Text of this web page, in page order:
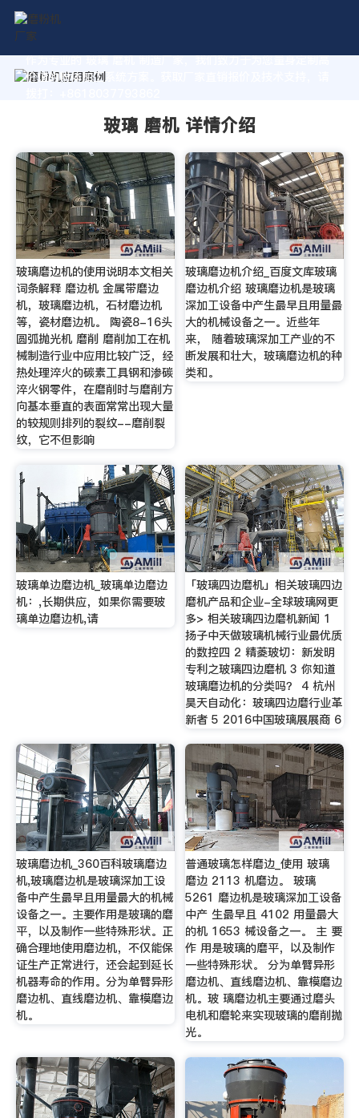
作为专业的 玻璃 磨机 制造厂家，我们致力于为您量身定制高
价值的粉体加工系统方案。获取厂家直销报价及技术支持，请
玻璃 磨机 详情介绍
玻璃磨边机的使用说明本文相关
词条解释 磨边机 金属带磨边
机，玻璃磨边机，石材磨边机
等，瓷材磨边机。 陶瓷8-16头
圆弧抛光机 磨削 磨削加工在机
械制造行业中应用比较广泛，经
热处理淬火的碳素工具钢和渗碳
淬火钢零件，在磨削时与磨削方
向基本垂直的表面常常出现大量
的较规则排列的裂纹--磨削裂
纹，它不但影响
玻璃磨边机介绍_百度文库玻璃
磨边机介绍 玻璃磨边机是玻璃
深加工设备中产生最早且用量最
大的机械设备之一。近些年
来， 随着玻璃深加工产业的不
断发展和壮大，玻璃磨边机的种
类和。
玻璃单边磨边机_玻璃单边磨边
机：,长期供应，如果你需要玻
璃单边磨边机,请
「玻璃四边磨机」相关玻璃四边
磨机产品和企业-全球玻璃网更
多> 相关玻璃四边磨机新闻 1
扬子中天做玻璃机械行业最优质
的数控四 2 精菱玻切：新发明
专利之玻璃四边磨机 3 你知道
玻璃磨边机的分类吗？ 4 杭州
昊天自动化：玻璃四边磨行业革
新者 5 2016中国玻璃展展商 6
玻璃磨边机_360百科玻璃磨边
机,玻璃磨边机是玻璃深加工设
备中产生最早且用量最大的机械
设备之一。主要作用是玻璃的磨
平，以及制作一些特殊形状。正
确合理地使用磨边机，不仅能保
证生产正常进行，还会起到延长
机器寿命的作用。分为单臂异形
磨边机、直线磨边机、靠模磨边
机。
普通玻璃怎样磨边_使用 玻璃
磨边 2113 机磨边。 玻璃
5261 磨边机是玻璃深加工设备
中产 生最早且 4102 用量最大
的机 1653 械设备之一。 主 要
作 用是玻璃的磨平，以及制作
一些特殊形状。 分为单臂异形
磨边机、直线磨边机、靠模磨边
机。玻 璃磨边机主要通过磨头
电机和磨轮来实现玻璃的磨削抛
光。